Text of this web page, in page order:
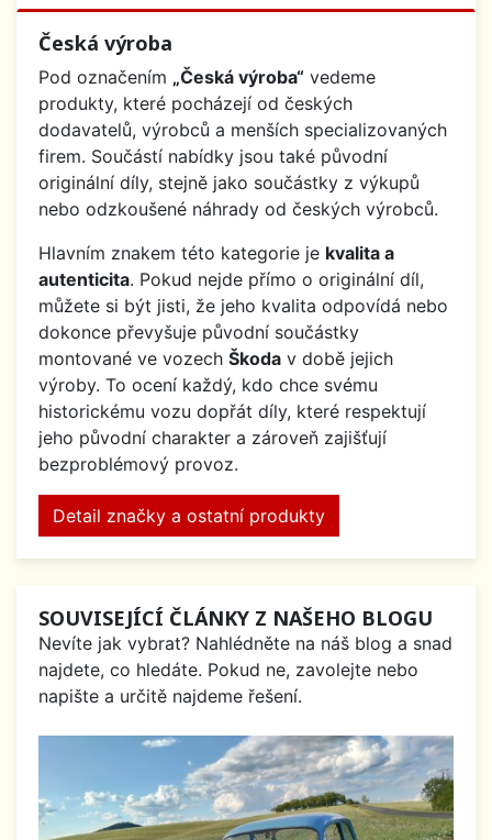
Česká výroba
Pod označením „Česká výroba“ vedeme
produkty, které pocházejí od českých
dodavatelů, výrobců a menších specializovaných
firem. Součástí nabídky jsou také původní
originální díly, stejně jako součástky z výkupů
nebo odzkoušené náhrady od českých výrobců.
Hlavním znakem této kategorie je kvalita a
autenticita. Pokud nejde přímo o originální díl,
můžete si být jisti, že jeho kvalita odpovídá nebo
dokonce převyšuje původní součástky
montované ve vozech Škoda v době jejich
výroby. To ocení každý, kdo chce svému
historickému vozu dopřát díly, které respektují
jeho původní charakter a zároveň zajišťují
bezproblémový provoz.
Detail značky a ostatní produkty
SOUVISEJÍCÍ ČLÁNKY Z NAŠEHO BLOGU
Nevíte jak vybrat? Nahlédněte na náš blog a snad
najdete, co hledáte. Pokud ne, zavolejte nebo
napište a určitě najdeme řešení.